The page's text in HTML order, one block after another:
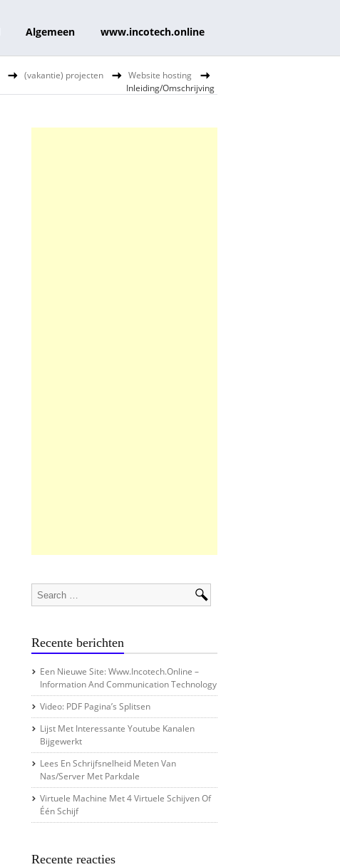
Algemeen www.incotech.online
(vakantie) projecten
Website hosting
Inleiding/Omschrijving
Recente berichten
Een Nieuwe Site: Www.incotech.online –
Information And Communication Technology
Video: PDF Pagina’s Splitsen
Lijst Met Interessante Youtube Kanalen
Bijgewerkt
Lees En Schrijfsnelheid Meten Van
Nas/server Met Parkdale
Virtuele Machine Met 4 Virtuele Schijven Of
Één Schijf
Recente reacties